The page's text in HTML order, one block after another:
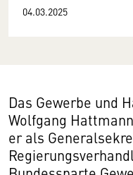
04.03.2025
Das Gewerbe und
Wolfgang
er als